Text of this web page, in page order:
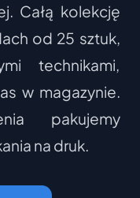
Całą kolekcję
od 25 sztuk,
technikami,
w magazynie.
pakujemy
na druk.